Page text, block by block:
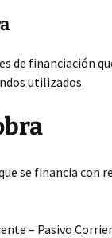
de financiación
utilizados.
se financia con
– Pasivo